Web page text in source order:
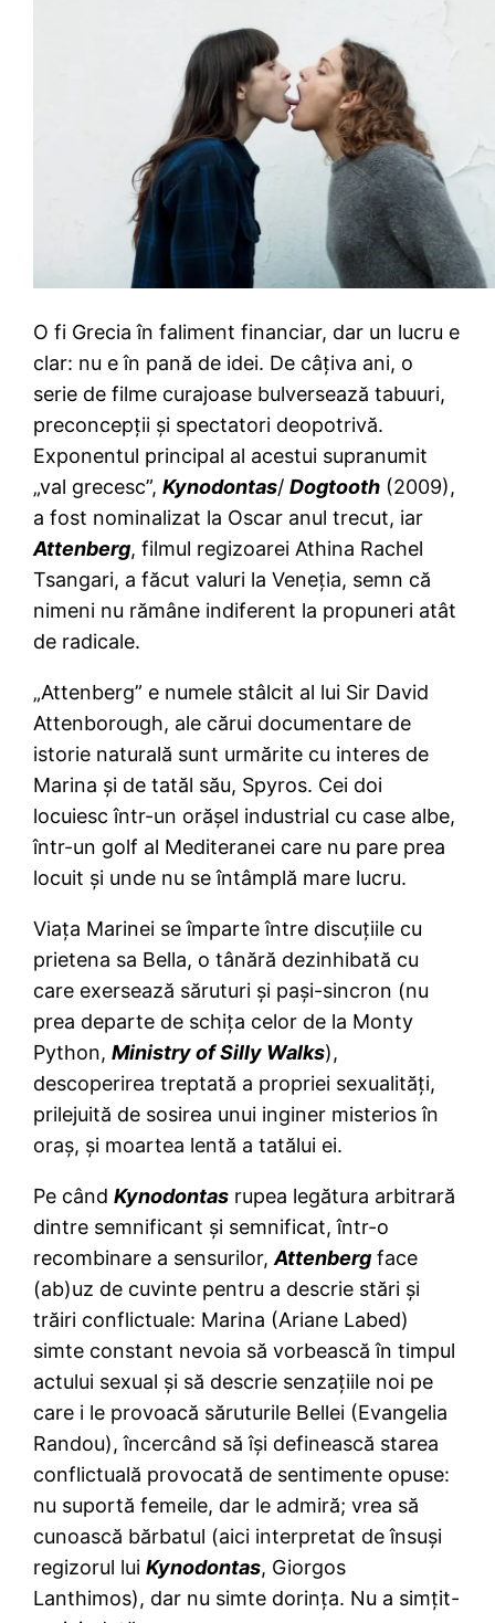
O fi Grecia în faliment financiar, dar un lucru e
clar: nu e în pană de idei. De câţiva ani, o
serie de filme curajoase bulversează tabuuri,
preconcepţii şi spectatori deopotrivă.
Exponentul principal al acestui supranumit
„val grecesc”,Kynodontas/Dogtooth (2009),
a fost nominalizat la Oscar anul trecut, iar
Attenberg, filmul regizoarei Athina Rachel
Tsangari, a făcut valuri la Veneţia, semn că
nimeni nu rămâne indiferent la propuneri atât
de radicale.
„Attenberg” e numele stâlcit al lui Sir David
Attenborough, ale cărui documentare de
istorie naturală sunt urmărite cu interes de
Marina şi de tatăl său, Spyros. Cei doi
locuiesc într-un orăşel industrial cu case albe,
într-un golf al Mediteranei care nu pare prea
locuit şi unde nu se întâmplă mare lucru.
Viaţa Marinei se împarte între discuţiile cu
prietena sa Bella, o tânără dezinhibată cu
care exersează săruturi şi paşi-sincron (nu
prea departe de schiţa celor de la Monty
Python,Ministry of Silly Walks),
descoperirea treptată a propriei sexualităţi,
prilejuită de sosirea unui inginer misterios în
oraş, şi moartea lentă a tatălui ei.
Pe cândKynodontas rupea legătura arbitrară
dintre semnificant şi semnificat, într-o
recombinare a sensurilor,Attenberg face
(ab)uz de cuvinte pentru a descrie stări şi
trăiri conflictuale: Marina (Ariane Labed)
simte constant nevoia să vorbească în timpul
actului sexual şi să descrie senzaţiile noi pe
care i le provoacă săruturile Bellei (Evangelia
Randou), încercând să îşi definească starea
conflictuală provocată de sentimente opuse:
nu suportă femeile, dar le admiră; vrea să
cunoască bărbatul (aici interpretat de însuşi
regizorul luiKynodontas, Giorgos
Lanthimos), dar nu simte dorinţa. Nu a simţit-